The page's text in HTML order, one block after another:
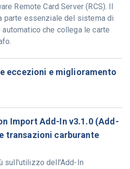
Remote Card Server (RCS). Il
parte essenziale del sistema di
che collega le carte
eccezioni e miglioramento
Import Add-In v3.1.0 (Add-
transazioni carburante
sull'utilizzo dell'Add-In